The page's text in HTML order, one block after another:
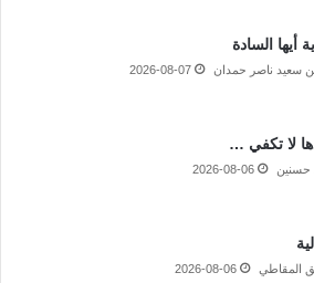
أيها السادة
بن سعيد ناصر حمدان 2026-08-07
لا تكفي …
حسنين 2026-08-06
المقاطي 2026-08-06